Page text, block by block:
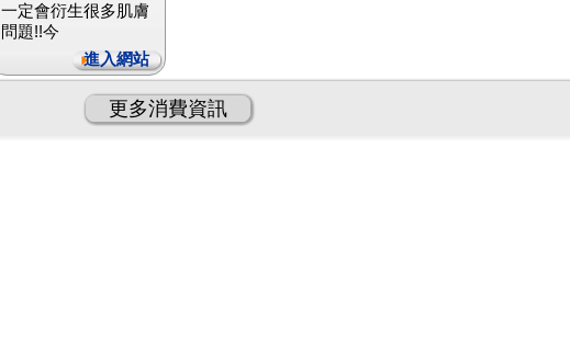
一定會衍生很多肌膚
問題!!今
進入網站
更多消費資訊